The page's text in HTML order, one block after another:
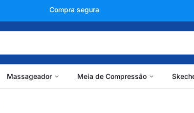
+150 mil avaliações
Massageador Meia de Compressão